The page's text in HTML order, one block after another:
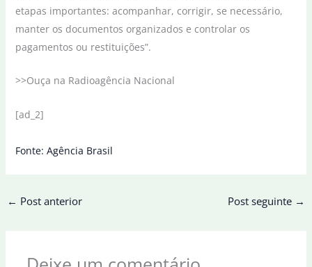
etapas importantes: acompanhar, corrigir, se necessário,
manter os documentos organizados e controlar os
pagamentos ou restituições”.
>>Ouça na Radioagência Nacional
[ad_2]
Fonte: Agência Brasil
← Post anterior Post seguinte →